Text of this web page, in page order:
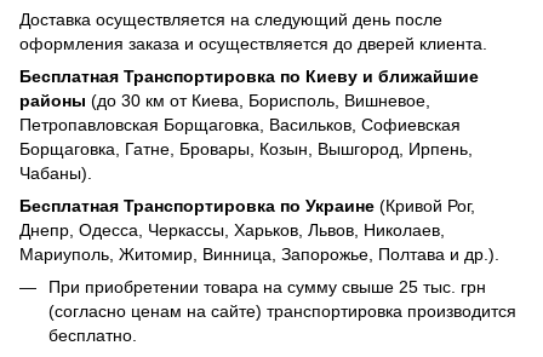
Доставка осуществляется на следующий день после
оформления заказа и осуществляется до дверей клиента.
Бесплатная Транспортировка по Киеву и ближайшие
районы (до 30 км от Киева, Борисполь, Вишневое,
Петропавловская Борщаговка, Васильков, Софиевская
Борщаговка, Гатне, Бровары, Козын, Вышгород, Ирпень,
Чабаны).
Бесплатная Транспортировка по Украине (Кривой Рог,
Днепр, Одесса, Черкассы, Харьков, Львов, Николаев,
Мариуполь, Житомир, Винница, Запорожье, Полтава и др.).
При приобретении товара на сумму свыше 25 тыс. грн
(согласно ценам на сайте) транспортировка производится
бесплатно.